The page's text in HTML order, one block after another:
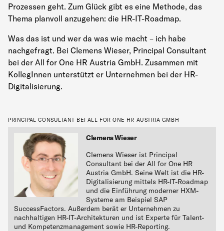
Prozessen geht. Zum Glück gibt es eine Methode, das
Thema planvoll anzugehen: die HR-IT-Roadmap.
Was das ist und wer da was wie macht – ich habe
nachgefragt. Bei Clemens Wieser, Principal Consultant
bei der All for One HR Austria GmbH. Zusammen mit
KollegInnen unterstützt er Unternehmen bei der HR-
Digitalisierung.
PRINCIPAL CONSULTANT BEI ALL FOR ONE HR AUSTRIA GMBH
Clemens Wieser
Clemens Wieser ist Principal
Consultant bei der All for One HR
Austria GmbH. Seine Welt ist die HR-
Digitalisierung mittels HR-IT-Roadmap
und die Einführung moderner HXM-
Systeme am Beispiel SAP
SuccessFactors. Außerdem berät er Unternehmen zu
nachhaltigen HR-IT-Architekturen und ist Experte für Talent-
und Kompetenzmanagement sowie HR-Reporting.